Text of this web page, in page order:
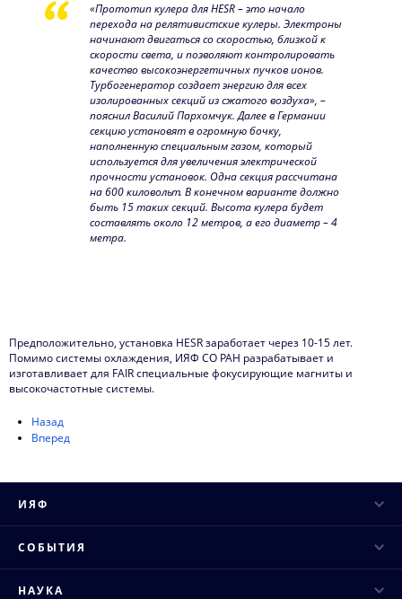
«Прототип кулера для HESR – это начало
перехода на релятивистские кулеры. Электроны
начинают двигаться со скоростью, близкой к
скорости света, и позволяют контролировать
качество высокоэнергетичных пучков ионов.
Турбогенератор создает энергию для всех
изолированных секций из сжатого воздуха», –
пояснил Василий Пархомчук. Далее в Германии
секцию установят в огромную бочку,
наполненную специальным газом, который
используется для увеличения электрической
прочности установок. Одна секция рассчитана
на 600 киловольт. В конечном варианте должно
быть 15 таких секций. Высота кулера будет
составлять около 12 метров, а его диаметр – 4
метра.
Предположительно, установка HESR заработает через 10-15 лет.
Помимо системы охлаждения, ИЯФ СО РАН разрабатывает и
изготавливает для FAIR специальные фокусирующие магниты и
высокочастотные системы.
Назад
Вперед
ИЯФ
Структура института
СОБЫТИЯ
НАУКА